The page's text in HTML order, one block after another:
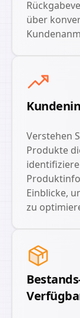
über
Verstehen
Produkte
Einblicke,
zu